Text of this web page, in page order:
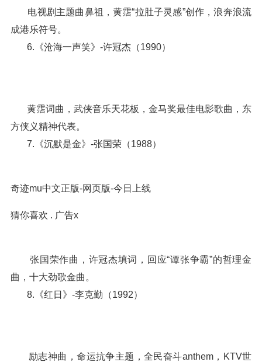
电视剧主题曲鼻祖，黄霑“拉肚子灵感”创作，浪奔浪流
成港乐符号。
6.《沧海一声笑》-许冠杰（1990）
黄霑词曲，武侠音乐天花板，金马奖最佳电影歌曲，东
方侠义精神代表。
7.《沉默是金》-张国荣（1988）
奇迹mu中文正版-网页版-今日上线
猜你喜欢 . 广告x
张国荣作曲，许冠杰填词，回应“谭张争霸”的哲理金
曲，十大劲歌金曲。
8.《红日》-李克勤（1992）
励志神曲，命运抗争主题，全民奋斗anthem，KTV世